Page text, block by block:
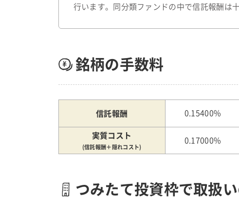
行います。同分類ファンドの中で信託報酬は
銘柄の手数料
信託報酬 0.15400%
実質コスト
(信託報酬＋隠れコスト)
0.17000%
つみたて投資枠で取扱